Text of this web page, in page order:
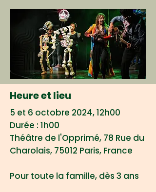
Heure et lieu
5 et 6 octobre 2024, 12h00
Durée : 1h00
Théâtre de l'Opprimé, 78 Rue du
Charolais, 75012 Paris, France
Pour toute la famille, dès 3 ans